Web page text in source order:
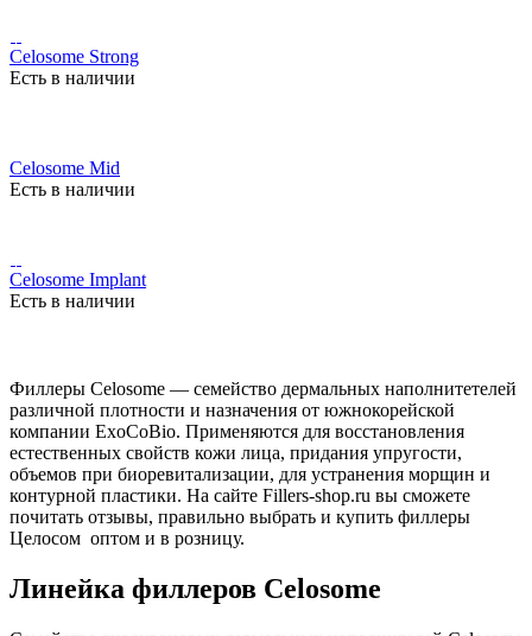
Celosome Strong
Есть в наличии
Celosome Mid
Есть в наличии
Celosome Implant
Есть в наличии
Филлеры Celosome — семейство дермальных наполнитетелей
различной плотности и назначения от южнокорейской
компании ExoCoBio. Применяются для восстановления
естественных свойств кожи лица, придания упругости,
объемов при биоревитализации, для устранения морщин и
контурной пластики. На сайте Fillers-shop.ru вы сможете
почитать отзывы, правильно выбрать и купить филлеры
Целосом оптом и в розницу.
Линейка филлеров Celosome